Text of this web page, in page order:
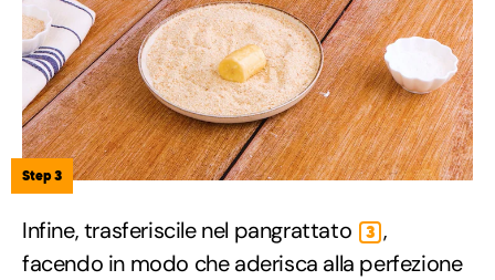
Step 3
Infine, trasferiscile nel pangrattato 3 ,
facendo in modo che aderisca alla perfezione